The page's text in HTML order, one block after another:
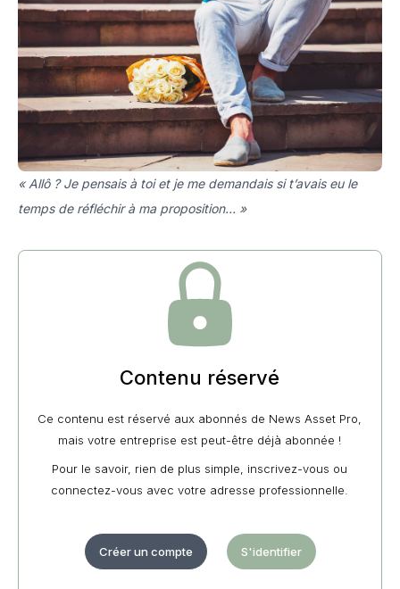
« Allô ? Je pensais à toi et je me demandais si t’avais eu le
temps de réfléchir à ma proposition… »
Contenu réservé
Ce contenu est réservé aux abonnés de News Asset Pro,
mais votre entreprise est peut-être déjà abonnée !
Pour le savoir, rien de plus simple, inscrivez-vous ou
connectez-vous avec votre adresse professionnelle.
Créer un compte S'identifier